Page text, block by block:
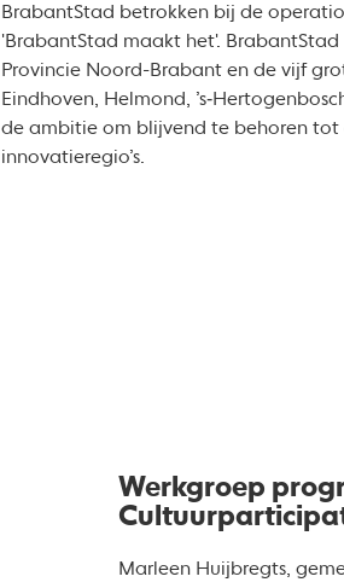
BrabantStad betrokken bij de
'BrabantStad maakt het'. BrabantStad
Provincie Noord-Brabant en de vijf
Eindhoven, Helmond,
de ambitie om blijvend te behoren tot
innovatieregio’s.
Werkgroep
Marleen Huijbregts,